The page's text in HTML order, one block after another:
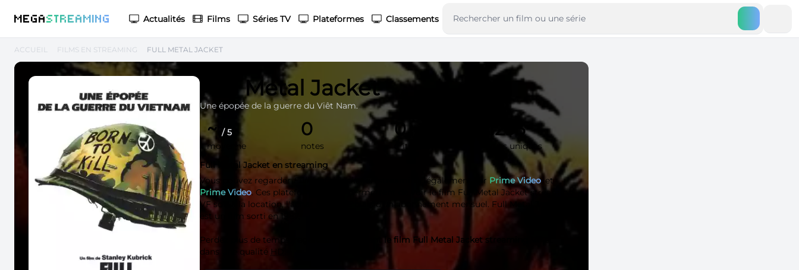
MEGASTREAMING Actualités Films Séries TV Plateformes Classements
ACCUEIL FILMS EN STREAMING FULL METAL JACKET
Full Metal Jacket
Une épopée de la guerre du Viêt Nam.
~ / 5
moyenne
0
notes
0
critiques
1293
vues uniques
Full Metal Jacket en streaming
Vous pouvez regarder
en streaming légalement sur Prime Video , et
Prime Video. Ces plateformes vous permettent de voir le film Full Metal Jacket streaming
VF soit à la location, l'achat ou par le biais d'un abonnement mensuel. Full Metal Jacket
est un film sorti en 1987.
Perdez plus de temps, regardez maintenant le film Full Metal Jacket streaming VF
dans une qualité HD